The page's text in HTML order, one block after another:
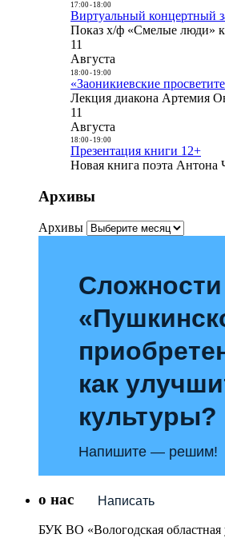
17:00- 18:00
Виртуальный концертный
Показ х/ф «Смелые люди» к
11
Августа
18:00- 19:00
«Заоникиевские
Лекция диакона Артемия
11
Августа
18:00- 19:00
Презентация книги 12+
Новая книга поэта
Архивы
Архивы
как
культуры?
Напишите — решим!
Написать
о нас
БУК ВО «Вологодская областная